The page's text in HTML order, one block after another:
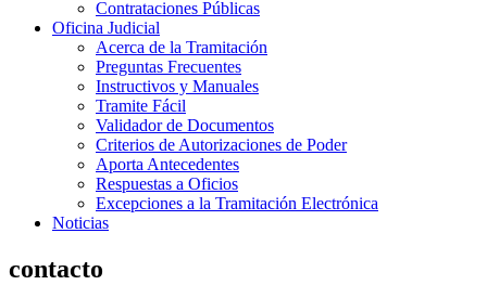
Contrataciones Públicas
Oficina Judicial
Acerca de la Tramitación
Preguntas Frecuentes
Instructivos y Manuales
Tramite Fácil
Validador de Documentos
Criterios de Autorizaciones de Poder
Aporta Antecedentes
Respuestas a Oficios
Excepciones a la Tramitación Electrónica
Noticias
contacto